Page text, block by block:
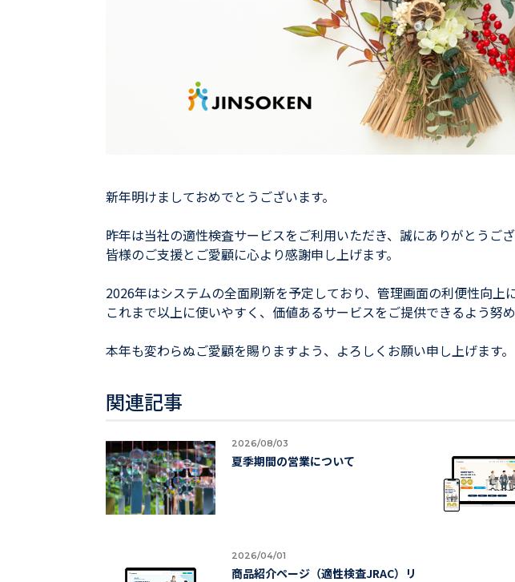
新年明けましておめでとうございます。
昨年は当社の適性検査サービスをご利用いただき、誠にありがとうござ
皆様のご支援とご愛顧に心より感謝申し上げます。
2026年はシステムの全面刷新を予定しており、管理画面の利便性向上
これまで以上に使いやすく、価値あるサービスをご提供できるよう努め
本年も変わらぬご愛顧を賜りますよう、よろしくお願い申し上げます。
関連記事
2026/08/03
夏季期間の営業について
2026/04/01
商品紹介ページ（適性検査JRAC）リ